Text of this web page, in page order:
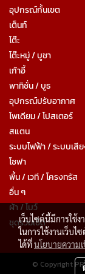
อุปกรณ์กั้นเขต
เต็นท์
โต๊ะ
โต๊ะหมู่ / บูชา
เก้าอี้
พาทิชั่น / บูธ
อุปกรณ์ปรับอากาศ
โพเดียม / โปสเตอร์
สแตน
ระบบไฟฟ้า / ระบบเสี
โซฟา
พื้น / เวที / โครงทรัส
อื่น ๆ
ผ้า / โบว์
ชุดรวมเซ็ต
© Copyright
เว็บไซต์นี้มีการใช้
ในการใช้งานเว็บ
ได้ที่นโยบายความ